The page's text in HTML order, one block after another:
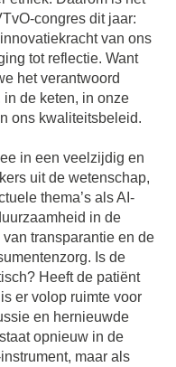
congres dit jaar:
van ons
tot reflectie. Want
het verantwoord
de keten, in onze
ons kwaliteitsbeleid.
in een veelzijdig en
uit de wetenschap,
thema’s als AI-
in de
transparantie en de
Is de
Heeft de patiënt
er volop ruimte voor
en hernieuwde
opnieuw in de
maar als